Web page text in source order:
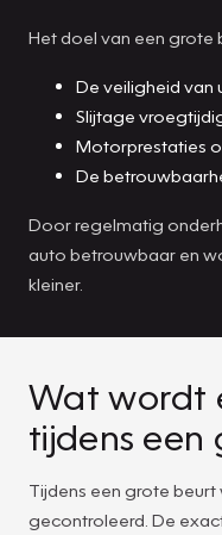
Het doel van een grote
De veiligheid van
Slijtage
Motorprestaties
De
Door regelmatig
auto betrouwbaar en
kleiner.
Wat wordt
tijdens een
Tijdens een grote
gecontroleerd. De